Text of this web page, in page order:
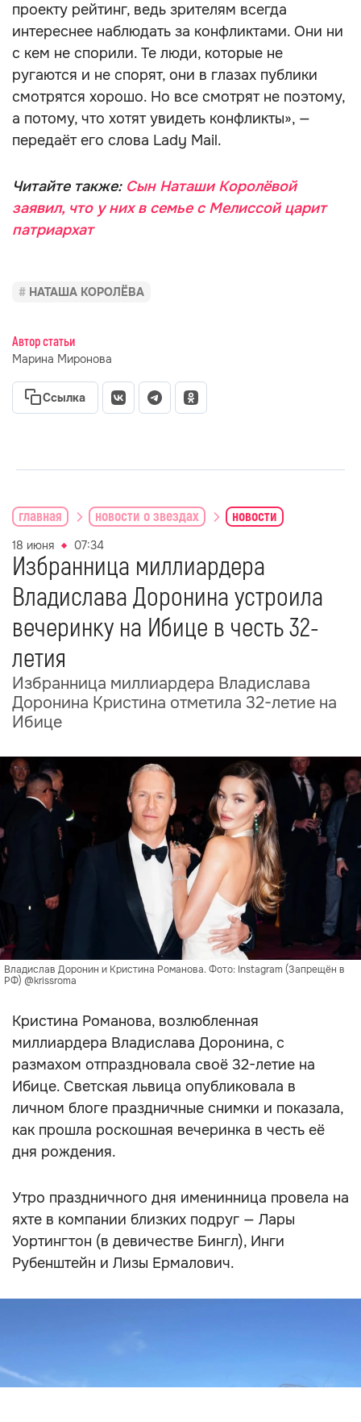
проекту рейтинг, ведь зрителям всегда
интереснее наблюдать за конфликтами. Они ни
с кем не спорили. Те люди, которые не
ругаются и не спорят, они в глазах публики
смотрятся хорошо. Но все смотрят не поэтому,
а потому, что хотят увидеть конфликты», —
передаёт его слова Lady Mail.
Читайте также: Сын Наташи Королёвой
заявил, что у них в семье с Мелиссой царит
патриархат
НАТАША КОРОЛЁВА
Автор статьи
Марина Миронова
Ссылка
главная новости о звездах новости
18 июня 07:34
Избранница миллиардера
Владислава Доронина устроила
вечеринку на Ибице в честь 32-
летия
Избранница миллиардера Владислава
Доронина Кристина отметила 32-летие на
Ибице
Владислав Доронин и Кристина Романова. Фото: Instagram (Запрещён в
РФ) @krissroma
Кристина Романова, возлюбленная
миллиардера Владислава Доронина, с
размахом отпраздновала своё 32-летие на
Ибице. Светская львица опубликовала в
личном блоге праздничные снимки и показала,
как прошла роскошная вечеринка в честь её
дня рождения.
Утро праздничного дня именинница провела на
яхте в компании близких подруг — Лары
Уортингтон (в девичестве Бингл), Инги
Рубенштейн и Лизы Ермалович.